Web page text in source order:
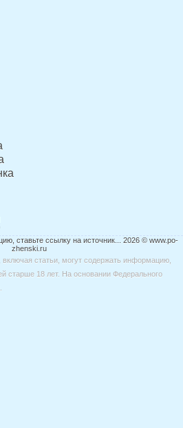
ставьте ссылку на источник... 2026 © www.po-
zhenski.ru
статьи, могут содержать информацию,
старше 18 лет. На основании Федерального